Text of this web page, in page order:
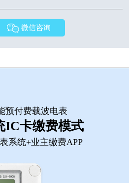
微信咨询
预付费载波电表
IC卡缴费模式
系统+业主缴费APP